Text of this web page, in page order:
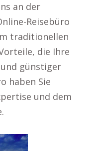
an der
Reisebüro
traditionellen
die Ihre
günstiger
haben Sie
und dem